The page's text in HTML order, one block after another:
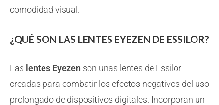
comodidad visual.
¿QUÉ SON LAS LENTES EYEZEN DE ESSILOR?
Las lentes Eyezen son unas lentes de Essilor
creadas para combatir los efectos negativos del uso
prolongado de dispositivos digitales. Incorporan un